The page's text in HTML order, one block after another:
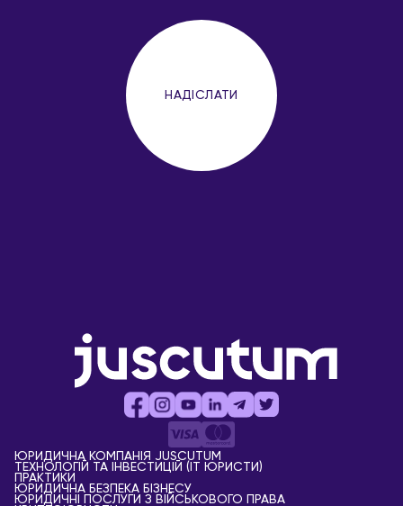
ЮРИДИЧНА КОМПАНІЯ JUSCUTUM
ТЕХНОЛОГІЙ ТА ІНВЕСТИЦІЙ (IT ЮРИСТИ)
ПРАКТИКИ
ЮРИДИЧНА БЕЗПЕКА БІЗНЕСУ
ЮРИДИЧНІ ПОСЛУГИ З ВІЙСЬКОВОГО ПРАВА